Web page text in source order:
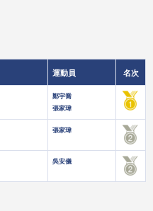
運動員 名次
鄭宇喬
張家瑋
張家瑋
吳安儀